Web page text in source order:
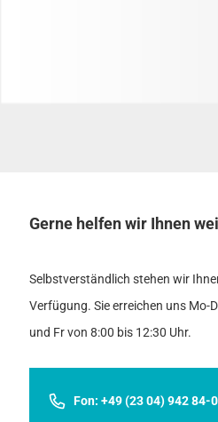
Gerne helfen wir Ihnen
Selbstverständlich stehen wir
Verfügung. Sie erreichen uns Mo-
und Fr von 8:00 bis 12:30 Uhr.
Fon: +49 (23 04) 942 84-0